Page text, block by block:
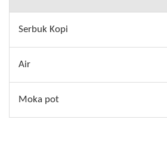
Serbuk Kopi
Air
Moka pot